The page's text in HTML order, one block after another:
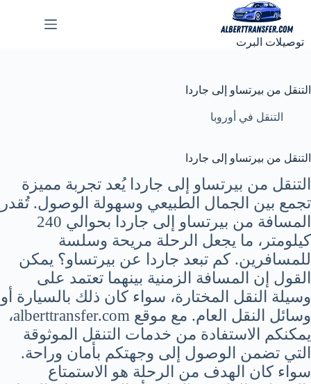
المحتوى
توصيلات البرت
التنقل من بيرتساو إلى جاردا
التنقل في أوروبا
التنقل من بيرتساو إلى جاردا
التنقل من بيرتساو إلى جاردا يُعد تجربة مميزة
تجمع بين الجمال الطبيعي وسهولة الوصول. تُقدر
المسافة من بيرتساو إلى جاردا بحوالي 240
كيلومتر، ما يجعل الرحلة مريحة وسلسة
للمسافرين. كم تبعد جاردا عن بيرتساو؟ يمكن
القول إن المسافة الزمنية بينهما تعتمد على
وسيلة النقل المختارة، سواء كان ذلك بالسيارة أو
وسائل النقل العام. مع موقع alberttransfer.com،
يمكنكم الاستفادة من خدمات التنقل الموثوقة
التي تضمن الوصول إلى وجهتكم بأمان وراحة.
سواء كان الهدف من الرحلة هو الاستمتاع